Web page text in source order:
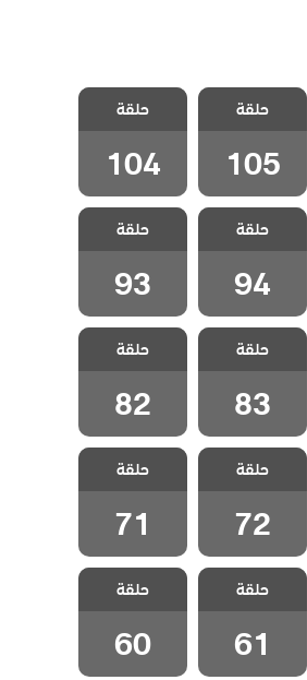
مسلسل مد وجزر
مدبلج الحلقة
105
حلقة
105
مسلسل مد وجزر
مدبلج الحلقة
104
حلقة
104
مسلسل مد وجزر
مدبلج الحلقة 94
حلقة
94
مسلسل مد وجزر
مدبلج الحلقة 93
حلقة
93
مسلسل مد وجزر
مدبلج الحلقة 83
حلقة
83
مسلسل مد وجزر
مدبلج الحلقة 82
حلقة
82
مسلسل مد وجزر
مدبلج الحلقة 72
حلقة
72
مسلسل مد وجزر
مدبلج الحلقة 71
حلقة
71
مسلسل مد وجزر
مدبلج الحلقة 61
حلقة
61
مسلسل مد وجزر
مدبلج الحلقة 60
حلقة
60